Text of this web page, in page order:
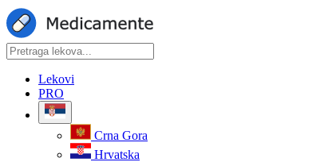
Lekovi
PRO
Crna Gora
Hrvatska